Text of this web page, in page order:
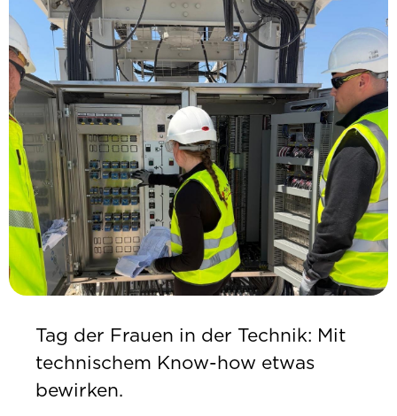
Tag der Frauen in der Technik: Mit
technischem Know-how etwas
bewirken.